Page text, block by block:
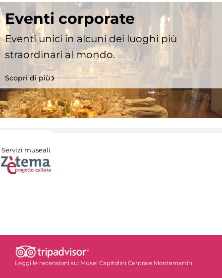
Eventi corporate
Eventi unici in alcuni dei luoghi più
straordinari al mondo.
Scopri di più
Servizi museali
Leggi le recensioni su: Musei Capitolini Centrale Montemartini